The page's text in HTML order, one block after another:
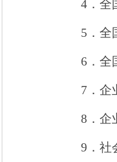
4 ． 全
5 ． 全
6 ． 全
7 ．
8 ．
9 ． 社